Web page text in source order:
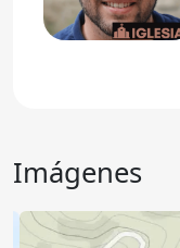
Imágenes